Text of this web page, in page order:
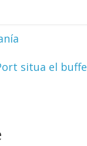
situa el